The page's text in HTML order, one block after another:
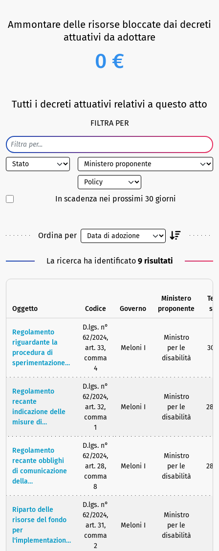
Ammontare delle risorse bloccate dai decreti
attuativi da adottare
0 €
Tutti i decreti attuativi relativi a questo atto
FILTRA PER
In scadenza nei prossimi 30 giorni
Ordina per
La ricerca ha identificato 9 risultati
Oggetto Codice Governo
Ministero
proponente
Regolamento
riguardante la
procedura di
sperimentazione,
all'applicazione
provvisoria e a
campione,
secondo il
principio di
differenziazione
geografica tra
Nord, Sud e centro
Italia e di
differenziazione di
dimensioni
territoriali, delle
disposizioni
relative alla
valutazione
D.lgs. n°
62/2024,
art. 33,
comma
4
Meloni I
Ministro
per le
disabilità
30/
Regolamento
recante
indicazione delle
misure di
nella valutazione
di base nonchè
dei soggetti
coinvolti nella
valutazione
multidimensionale
e dei servizi
pubblici scolastici,
della formazione
superiore, sociali,
D.lgs. n°
62/2024,
art. 32,
comma
1
Meloni I
Ministro
per le
disabilità
28/
Regolamento
recante obblighi
di comunicazione
della
progetto
autogestito dalla
persona con
disabilità
D.lgs. n°
62/2024,
art. 28,
comma
8
Meloni I
Ministro
per le
disabilità
28/
Riparto delle
risorse del fondo
per
l'implementazione
D.lgs. n°
62/2024,
art. 31,
comma
2
Meloni I
Ministro
per le
disabilità